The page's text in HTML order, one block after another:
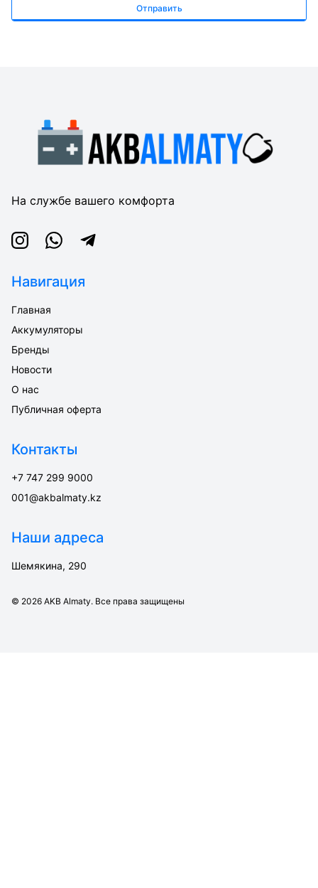
Отправить
На службе вашего комфорта
InstagramWhatsappTelegram
Навигация
Главная
Аккумуляторы
Бренды
Новости
О нас
Публичная оферта
Контакты
+7 747 299 9000
001@akbalmaty.kz
Наши адреса
Шемякина, 290
© 2026 AKB Almaty. Все права защищены